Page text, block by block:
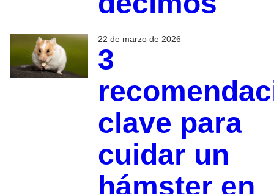
22 de marzo de 2026
3
clave para
cuidar un
hámster en